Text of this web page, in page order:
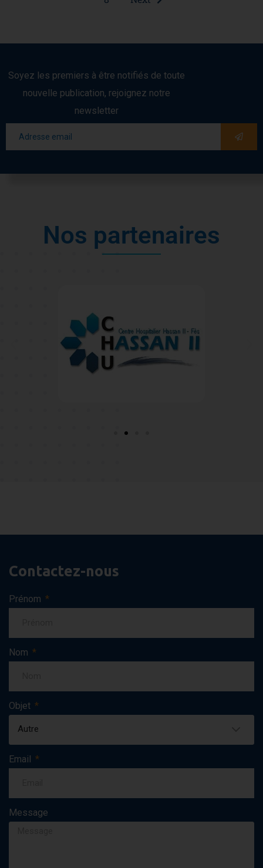
Soyez les premiers à être notifiés de toute
nouvelle publication, rejoignez notre
newsletter
Nos partenaires
Contactez-nous
Prénom
Nom
Objet
Autre
Email
Message